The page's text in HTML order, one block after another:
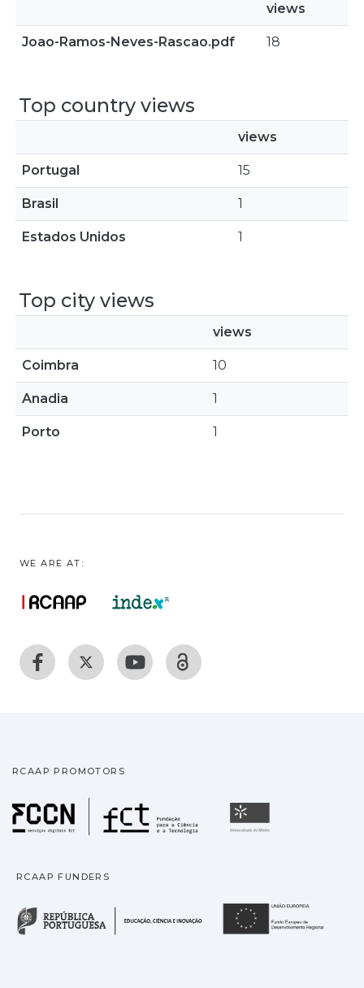
views
Joao-Ramos-Neves-Rascao.pdf 18
Top country views
views
Portugal 15
Brasil 1
Estados Unidos 1
Top city views
views
Coimbra 10
Anadia 1
Porto 1
WE ARE AT:
RCAAP PROMOTORS
Fundação para a
RCAAP FUNDERS
República Portuguesa